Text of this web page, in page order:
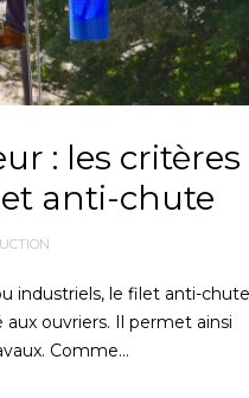
: les critères
anti-chute
industriels, le filet anti-
ouvriers. Il permet ainsi
Comme…